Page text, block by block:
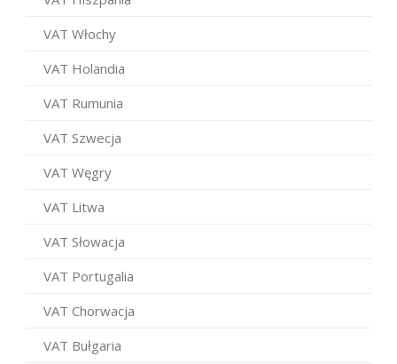
VAT Włochy
VAT Holandia
VAT Rumunia
VAT Szwecja
VAT Węgry
VAT Litwa
VAT Słowacja
VAT Portugalia
VAT Chorwacja
VAT Bułgaria